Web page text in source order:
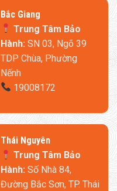
​Bắc Giang
Trung Tâm Bảo
Hành:SN 03, Ngõ 39
TDP Chùa, Phường
Nếnh
19008172
Thái Nguyên
Trung Tâm Bảo
Hành:Số Nhà 84,
Đường Bắc Sơn, TP. Thái